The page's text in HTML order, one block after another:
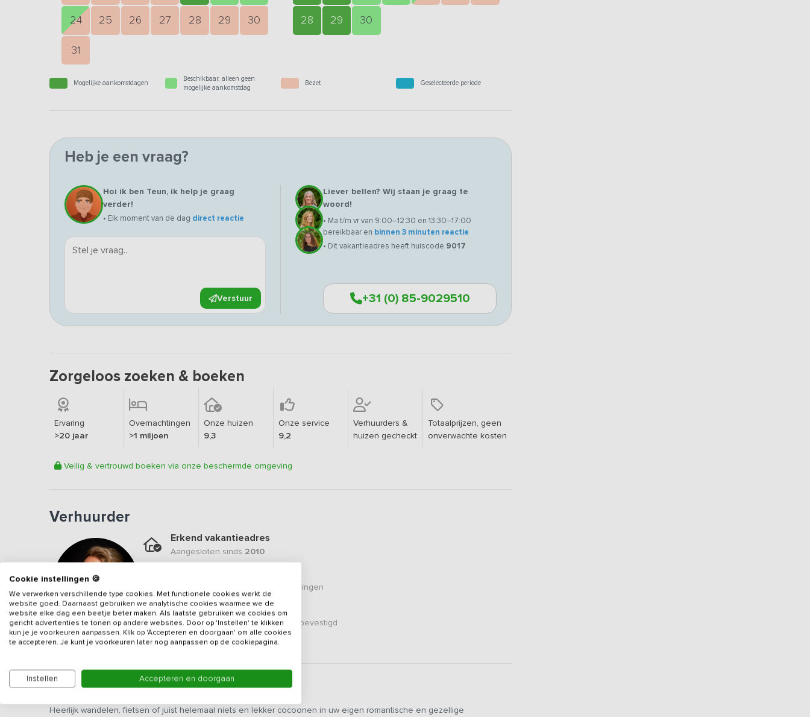
24 25 26 27 28 29 30
31
28 29 30
Mogelijke aankomstdagen
Beschikbaar, alleen geen
mogelijke aankomstdag
Bezet Geselecteerde periode
Heb je een vraag?
Hoi ik ben Teun, ik help je graag
verder!
• Elk moment van de dag direct reactie
Verstuur
Liever bellen? Wij staan je graag te
woord!
• Ma t/m vr van 9:00–12:30 en 13:30–17:00
bereikbaar en binnen 3 minuten reactie
• Dit vakantieadres heeft huiscode 9017
+31 (0) 85-9029510
Zorgeloos zoeken & boeken
Ervaring
>20 jaar
Overnachtingen
>1 miljoen
Onze huizen
9,3
Onze service
9,2
Verhuurders &
huizen gecheckt
Totaalprijzen, geen
onverwachte kosten
Veilig & vertrouwd boeken via onze beschermde omgeving
Verhuurder
Erkend vakantieadres
Aangesloten sinds 2010
beoordelingen
Veilig & vertrouwd
Gegevens van de verhuurder zijn bevestigd
Beschrijving
Heerlijk wandelen, fietsen of juist helemaal niets en lekker cocoonen in uw eigen romantische en gezellige
Cookie instellingen 🍪
We verwerken verschillende type cookies. Met functionele cookies werkt de
website goed. Daarnaast gebruiken we analytische cookies waarmee we de
website elke dag een beetje beter maken. Als laatste gebruiken we cookies om
gericht advertenties te tonen op andere websites. Door op 'Instellen' te klikken
kun je je voorkeuren aanpassen. Klik op 'Accepteren en doorgaan' om alle cookies
te accepteren. Je kunt je voorkeuren later nog aanpassen op de cookiepagina.
Instellen Accepteren en doorgaan